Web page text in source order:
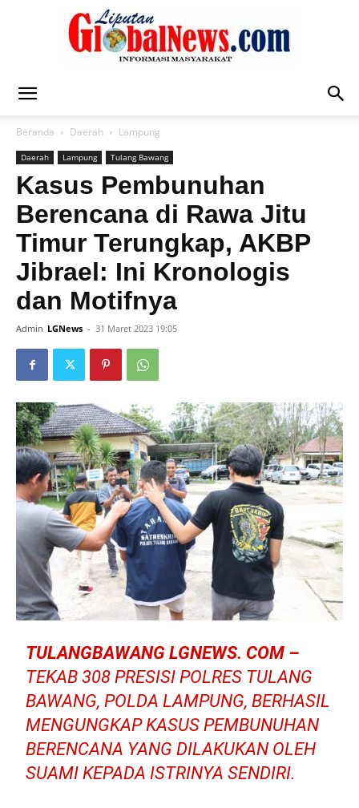
News
Beranda Daerah Lampung
Daerah Lampung Tulang Bawang
Kasus Pembunuhan
Berencana di Rawa Jitu
Timur Terungkap, AKBP
Jibrael: Ini Kronologis
dan Motifnya
Admin LGNews - 31 Maret 2023 19:05
TULANGBAWANG LGNEWS. COM –
TEKAB 308 PRESISI POLRES TULANG
BAWANG, POLDA LAMPUNG, BERHASIL
MENGUNGKAP KASUS PEMBUNUHAN
BERENCANA YANG DILAKUKAN OLEH
SUAMI KEPADA ISTRINYA SENDIRI.